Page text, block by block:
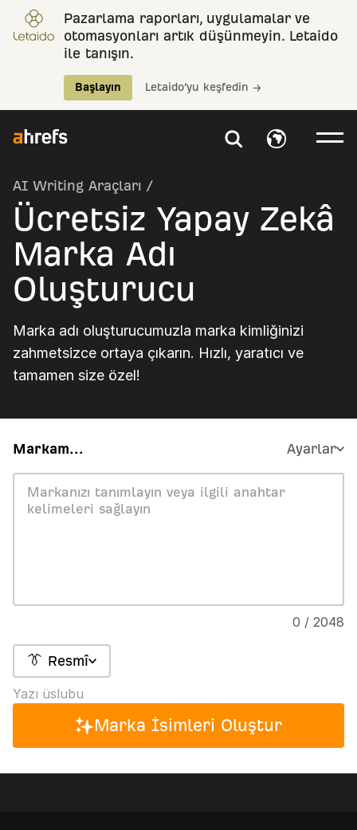
Pazarlama raporları, uygulamalar ve
otomasyonları artık düşünmeyin. Letaido
ile tanışın.
Başlayın Letaido’yu keşfedin →
AI Writing Araçları /
Ücretsiz Yapay Zekâ
Marka Adı
Oluşturucu
Marka adı oluşturucumuzla marka kimliğinizi
zahmetsizce ortaya çıkarın. Hızlı, yaratıcı ve
tamamen size özel!
Markam... Ayarlar
0 / 2048
👔 Resmî
Yazı üslubu
Marka İsimleri Oluştur